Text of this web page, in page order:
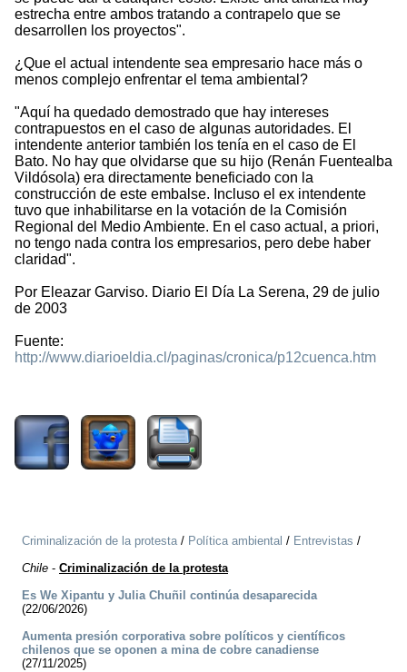
estrecha entre ambos tratando a contrapelo que se
desarrollen los proyectos".
¿Que el actual intendente sea empresario hace más o
menos complejo enfrentar el tema ambiental?
"Aquí ha quedado demostrado que hay intereses
contrapuestos en el caso de algunas autoridades. El
intendente anterior también los tenía en el caso de El
Bato. No hay que olvidarse que su hijo (Renán Fuentealba
Vildósola) era directamente beneficiado con la
construcción de este embalse. Incluso el ex intendente
tuvo que inhabilitarse en la votación de la Comisión
Regional del Medio Ambiente. En el caso actual, a priori,
no tengo nada contra los empresarios, pero debe haber
claridad".
Por Eleazar Garviso. Diario El Día La Serena, 29 de julio
de 2003
Fuente:
http://www.diarioeldia.cl/paginas/cronica/p12cuenca.htm
Criminalización de la protesta/ Política ambiental / Entrevistas /
Chile - Criminalización de la protesta
Es We Xipantu y Julia Chuñil continúa desaparecida
(22/06/2026)
Aumenta presión corporativa sobre políticos y científicos
chilenos que se oponen a mina de cobre canadiense
(27/11/2025)